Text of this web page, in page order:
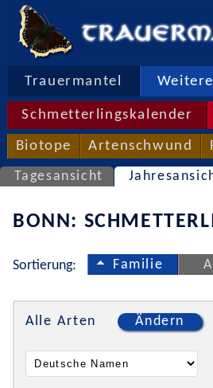
Trauermantel
Schmetterlingskalender
Biotope Artenschwund
Tagesansicht
BONN:
Sortierung: Familie
Alle Arten Ändern